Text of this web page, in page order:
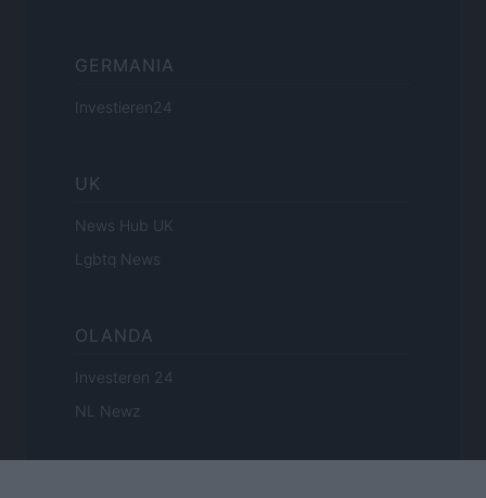
GERMANIA
Investieren24
UK
News Hub UK
Lgbtq News
OLANDA
Investeren 24
NL Newz